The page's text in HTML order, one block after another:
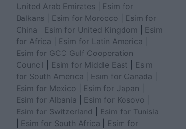
United Arab Emirates
Esim for
Balkans
Esim for Morocco
Esim for
China
Esim for United Kingdom
Esim
for Africa
Esim for Latin America
Esim for GCC Gulf Cooperation
Council
Esim for Middle East
Esim
for South America
Esim for Canada
Esim for Mexico
Esim for Japan
Esim for Albania
Esim for Kosovo
Esim for Switzerland
Esim for Tunisia
Esim for South Africa
Esim for